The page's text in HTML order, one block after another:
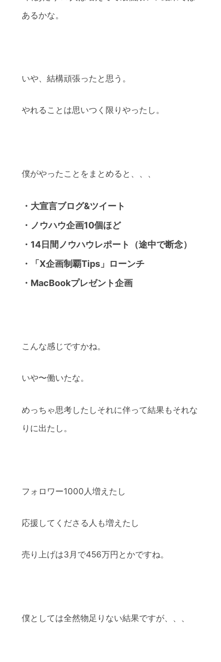
あるかな。
いや、結構頑張ったと思う。
やれることは思いつく限りやったし。
僕がやったことをまとめると、、、
・大宣言ブログ&ツイート
・ノウハウ企画10個ほど
・14日間ノウハウレポート（途中で断念）
・「X企画制覇Tips」ローンチ
・MacBookプレゼント企画
こんな感じですかね。
いや〜働いたな。
めっちゃ思考したしそれに伴って結果もそれな
りに出たし。
フォロワー1000人増えたし
応援してくださる人も増えたし
売り上げは3月で456万円とかですね。
僕としては全然物足りない結果ですが、、、